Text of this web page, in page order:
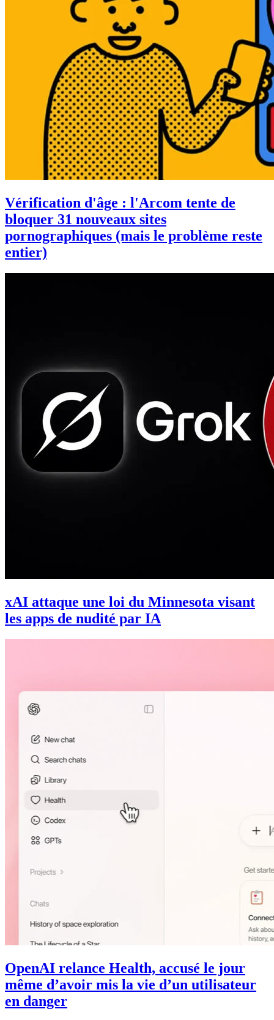
Vérification d'âge : l'Arcom tente de
bloquer 31 nouveaux sites
pornographiques (mais le problème reste
entier)
xAI attaque une loi du Minnesota visant
les apps de nudité par IA
OpenAI relance Health, accusé le jour
même d’avoir mis la vie d’un utilisateur
en danger